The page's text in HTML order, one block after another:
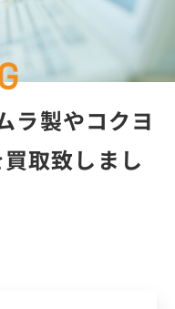
ラ製やコクヨ
取致しまし